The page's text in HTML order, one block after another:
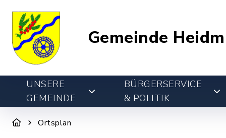
Gemeinde
UNSERE
GEMEINDE
BÜRGERSERVICE
& POLITIK
Ortsplan